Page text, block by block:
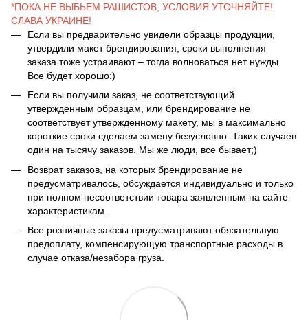
*ПОКА НЕ ВЫБЬЕМ РАШИСТОВ, УСЛОВИЯ УТОЧНЯЙТЕ!
СЛАВА УКРАИНЕ!
Если вы предварительно увидели образцы продукции,
утвердили макет брендирования, сроки выполнения
заказа тоже устраивают – тогда волноваться нет нужды.
Все будет хорошо:)
Если вы получили заказ, не соответствующий
утвержденным образцам, или брендирование не
соответствует утвержденному макету, мы в максимально
короткие сроки сделаем замену безусловно. Таких случаев
один на тысячу заказов. Мы же люди, все бывает;)
Возврат заказов, на которых брендирование не
предусматривалось, обсуждается индивидуально и только
при полном несоответствии товара заявленным на сайте
характеристикам.
Все розничные заказы предусматривают обязательную
предоплату, компенсирующую транспортные расходы в
случае отказа/незабора груза.